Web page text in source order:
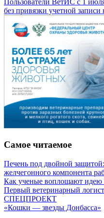
без привязки учетной записи
Самое читаемое
Печень под двойной
желчегонного компонента
Как ученые воплощают идею
Первый ветеринарный
СПЕЦПРОЕКТ
«Кошки — звезды Донбасса»